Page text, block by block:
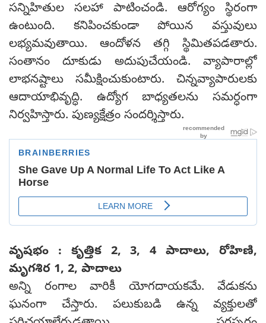
సన్నిహితుల సలహా పాటించండి. ఆరోగ్యం స్థిరంగా
ఉంటుంది. కనిపించకుండా పోయిన వస్తువులు
లభ్యమవుతాయి. ఆందోళన తగ్గి స్థిమితపడతారు.
సంతానం దూకుడు అదుపుచేయండి. వ్యాపారాల్లో
లాభనష్టాలు సమీక్షించుకుంటారు. చిన్నవ్యాపారులకు
ఆదాయాభివృద్ధి. ఉద్యోగ బాధ్యతలను సమర్ధంగా
నిర్వహిస్తారు. పుణ్యక్షేత్రం సందర్శిస్తారు.
వృషభం : కృత్తిక 2, 3, 4 పాదాలు, రోహిణి,
మృగశిర 1, 2, పాదాలు
అన్ని రంగాల వారికీ యోగదాయకమే. వేడుకను
ఘనంగా చేస్తారు. పలుకుబడి ఉన్న వ్యక్తులతో